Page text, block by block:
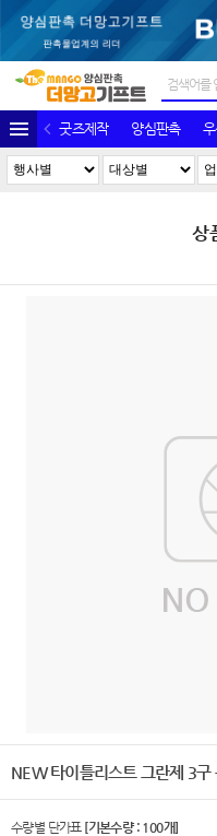
굿즈제작 양심판촉
상
NEW 타이틀리스트 그란제 3
수량별 단가표 [기본수량 : 100개]